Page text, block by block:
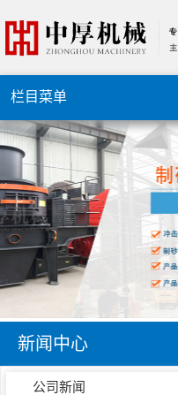
栏目菜单
新闻中心
公司新闻